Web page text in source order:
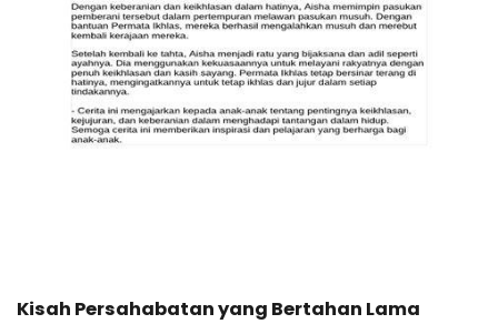
Kisah Persahabatan yang Bertahan Lama